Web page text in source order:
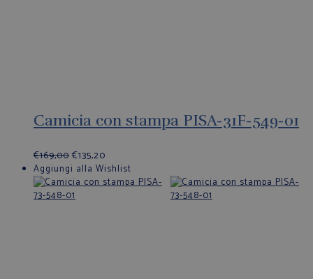
Camicia con stampa PISA-31F-549-01
€169,00€135,20
Aggiungi alla Wishlist